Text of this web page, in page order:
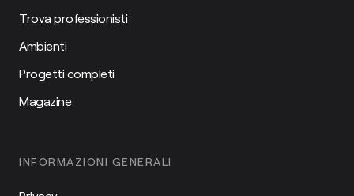
Trova professionisti
Ambienti
Progetti completi
Magazine
INFORMAZIONI GENERALI